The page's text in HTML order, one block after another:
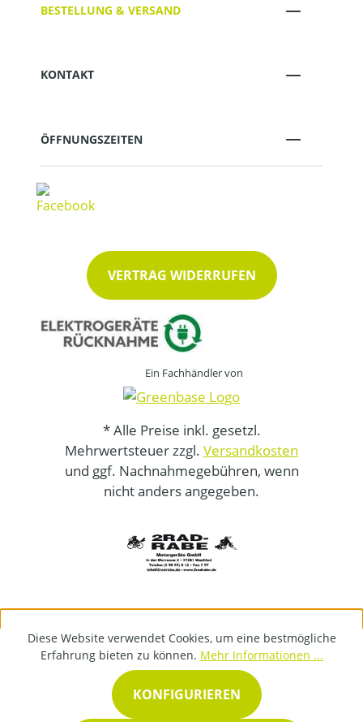
BESTELLUNG & VERSAND
KONTAKT
ÖFFNUNGSZEITEN
VERTRAG WIDERRUFEN
Ein Fachhändler von
* Alle Preise inkl. gesetzl.
Mehrwertsteuer zzgl. Versandkosten
und ggf. Nachnahmegebühren, wenn
nicht anders angegeben.
Diese Website verwendet Cookies, um eine bestmögliche
Erfahrung bieten zu können. Mehr Informationen ...
KONFIGURIEREN